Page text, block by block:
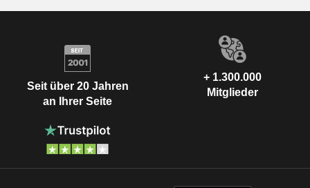
Seit über 20 Jahren
an Ihrer Seite
+ 1.300.000
Mitglieder